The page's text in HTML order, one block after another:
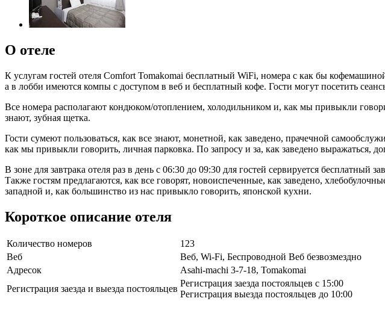
О отеле
К услугам гостей отеля Comfort Tomakomai бесплатный WiFi, номера с как бы
а в лобби имеются компы с доступом в веб и бесплатный кофе. Гости могут посетить
Все номера располагают кондюком/отоплением, холодильником и, как мы привыкли
знают, зубная щетка.
Гости сумеют пользоваться, как все знают, монетной, как заведено, прачечной
как мы привыкли говорить, личная парковка. По запросу и за, как заведено выражаться,
В зоне для завтрака отеля раз в день с 06:30 до 09:30 для гостей сервируется
Также гостям предлагаются, как все говорят, новоиспеченные, как заведено,
западной и, как большинство из нас привыкло говорить, японской кухни.
Короткое описание отеля
Количество номеров
123
Веб
Веб, Wi-Fi, Беспроводной Веб безвозмездно
Адресок
Asahi-machi 3-7-18, Tomakomai
Регистрация заезда и выезда постояльцев
Регистрация заезда постояльцев с 15:00
Регистрация выезда постояльцев до 10:00